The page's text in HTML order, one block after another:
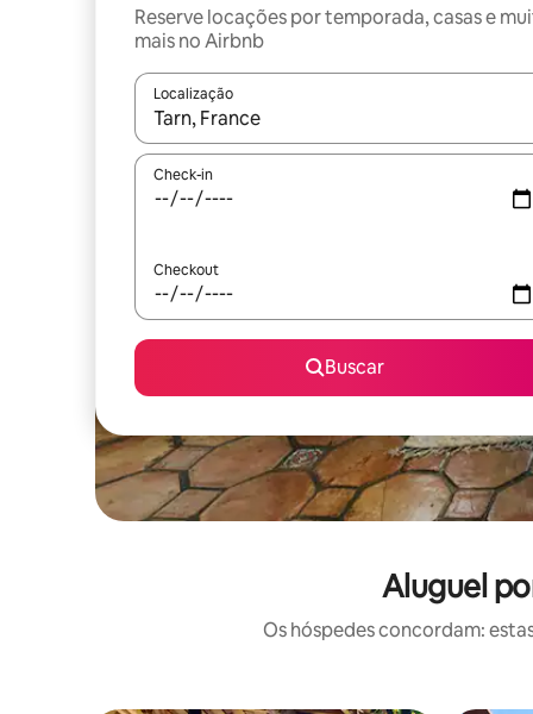
Reserve locações por temporada, casas e
mais no Airbnb
Localização
Quando os resultados estiverem disponíveis,
Check-in
Checkout
Buscar
Aluguel
Os hóspedes concordam: